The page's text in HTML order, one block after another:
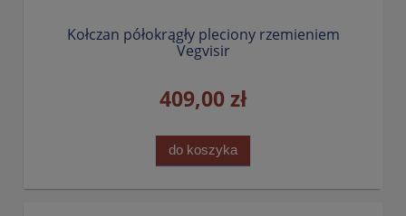
Kołczan półokrągły pleciony rzemieniem
Vegvisir
409,00 zł
do koszyka